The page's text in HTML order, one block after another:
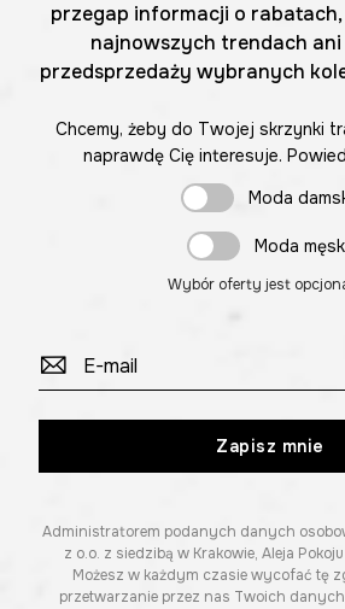
przegap informacji o
najnowszych trendach ani
przedsprzedaży wybranych
Chcemy, żeby do Twojej skrzynki
naprawdę Cię interesuje.
Moda
Moda
Wybór oferty jest
Zapisz mnie
Administratorem podanych danych
z o.o. z siedzibą w Krakowie, Aleja
Możesz w każdym czasie wycofać tę
przetwarzanie przez nas Twoich